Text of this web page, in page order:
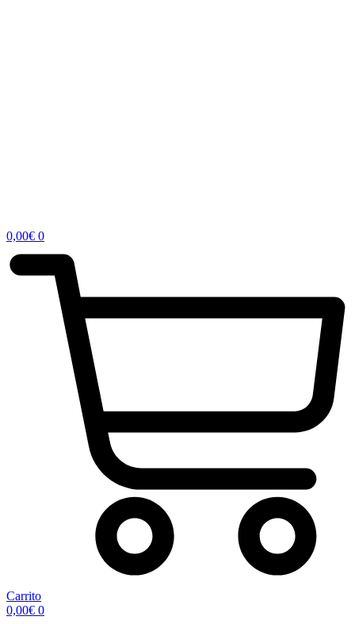
0,00€ 0
Carrito
0,00€ 0